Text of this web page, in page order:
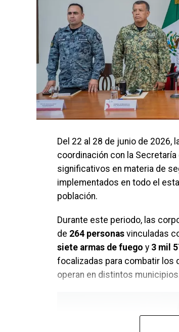
Del 22 al 28 de junio de 2026,
coordinación con la
significativos en materia de
implementados en todo el
población.
Durante este periodo, las
de 264 personas vinculadas
siete armas de fuego y 3 mil
focalizadas para combatir los
operan en distintos